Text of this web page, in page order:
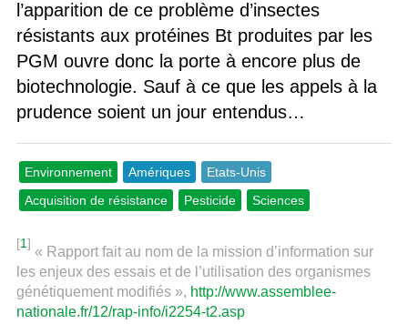
l’apparition de ce problème d’insectes
résistants aux protéines Bt produites par les
PGM ouvre donc la porte à encore plus de
biotechnologie. Sauf à ce que les appels à la
prudence soient un jour entendus…
Environnement Amériques
Etats-Unis
Acquisition de résistance
Pesticide Sciences
[1]
« Rapport fait au nom de la mission d’information sur
les enjeux des essais et de l’utilisation des organismes
génétiquement modifiés », http://www.assemblee-
nationale.fr/12/rap-info/i2254-t2.asp